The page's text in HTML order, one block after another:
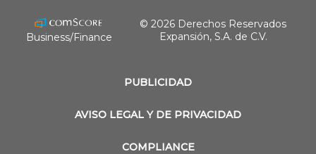
PUBLICIDAD
AVISO LEGAL Y DE PRIVACIDAD
COMPLIANCE
Business/Finance
© 2026 Derechos Reservados
Expansión, S.A. de C.V.